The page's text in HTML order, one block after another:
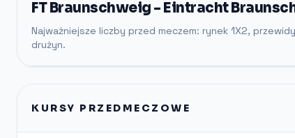
FT Braunschweig - Eintracht
Najważniejsze liczby przed meczem: rynek 1X2,
drużyn.
KURSY PRZEDMECZOWE